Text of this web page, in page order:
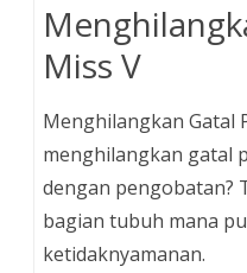
Miss V
Menghilangkan Gatal
menghilangkan gatal
dengan pengobatan?
bagian tubuh mana
ketidaknyamanan.